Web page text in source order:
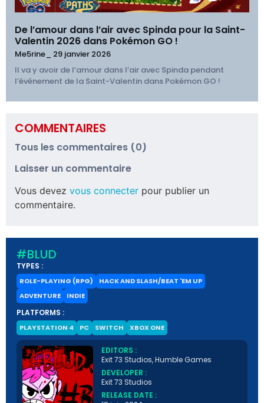
De l’amour dans l’air avec Spinda pour la Saint-
Valentin 2026 dans Pokémon GO !
Me5rine_ 29 janvier 2026
Il va y avoir de l’amour dans l’air avec Spinda pendant
l’événement de la Saint-Valentin dans Pokémon GO !
COMMENTAIRES
Tous les commentaires (0)
Laisser un commentaire
Vous devez vous connecter pour publier un
commentaire.
#BLUD
TYPES :
ROLE-PLAYING (RPG)
HACK AND SLASH/BEAT 'EM UP
ADVENTURE
INDIE
PLATFORMS :
PLAYSTATION 4 PC SWITCH XBOX ONE
EDITORS :
Exit 73 Studios, Humble Games
DEVELOPER :
Exit 73 Studios
RELEASE DATE :